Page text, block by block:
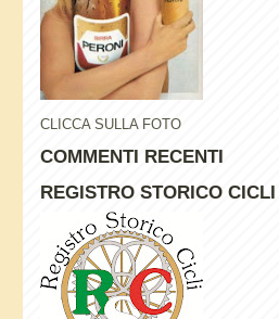
CLICCA SULLA FOTO
COMMENTI RECENTI
REGISTRO STORICO CICLI